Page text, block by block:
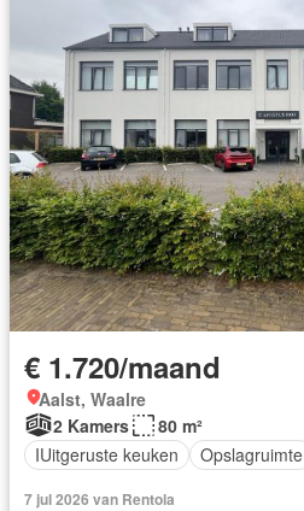
€ 1.720/maand
Aalst, Waalre
2 Kamers
80 m²
IUitgeruste keuken
Opslagruimte
7 jul 2026 van Rentola